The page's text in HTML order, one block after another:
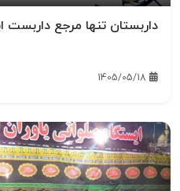
داربستان تنها مرجع داربست
1405/05/18